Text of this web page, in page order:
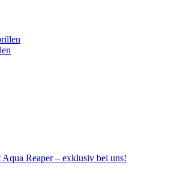
Aqua Reaper – exklusiv bei uns!